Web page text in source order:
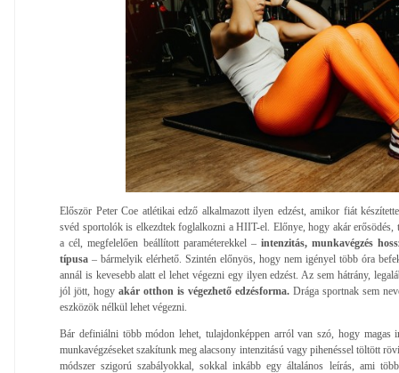
Először Peter Coe atlétikai edző alkalmazott ilyen edzést, amikor fiát
svéd sportolók is elkezdtek foglalkozni a HIIT-el. Előnye, hogy akár erősödés,
a cél, megfelelően beállított paraméterekkel –intenzitás, munkavégzés
típusa – bármelyik elérhető. Szintén előnyös, hogy nem igényel több óra
annál is kevesebb alatt el lehet végezni egy ilyen edzést. Az sem hátrány,
jól jött, hogy akár otthon is végezhető edzésforma. Drága sportnak sem
eszközök nélkül lehet végezni.
Bár definiálni több módon lehet, tulajdonképpen arról van szó, hogy magas
munkavégzéseket szakítunk meg alacsony intenzitású vagy pihenéssel töltött
módszer szigorú szabályokkal, sokkal inkább egy általános leírás, ami